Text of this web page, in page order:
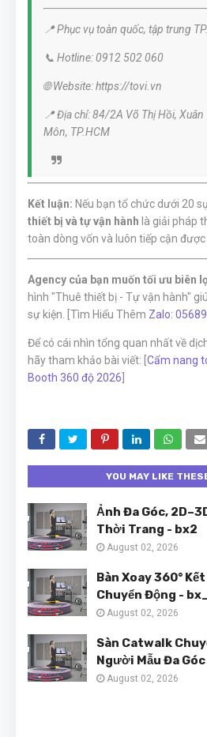
📍 Phục vụ toàn quốc, tập trung
📞 Hotline: 0912 502 060
🌐 Website: https://tovi.vn
📍 Địa chỉ: 84/2A Võ Thị Hồi,
Môn, TP.HCM
Kết luận: Nếu bạn tổ chức dưới 20
thiết bị và tự vận hành là giải pháp
toàn dòng vốn và luôn tiếp cận được
Agency của bạn muốn tối ưu biên
hình "Thuê thiết bị - Tự vận hành"
sự kiện. [Tìm Hiểu Thêm Zalo:
Để có cái nhìn tổng quan nhất về
hãy tham khảo bài viết: [ Cẩm nang
Booth 360 độ 2026
YOU MAY LIKE
Ảnh Đa Góc,
Thời Trang - bx2
August 02, 2026
Bàn Xoay 360°
Chuyển Động -
August 02, 2026
Sàn Catwalk
Người Mẫu Đa Góc
August 02, 2026